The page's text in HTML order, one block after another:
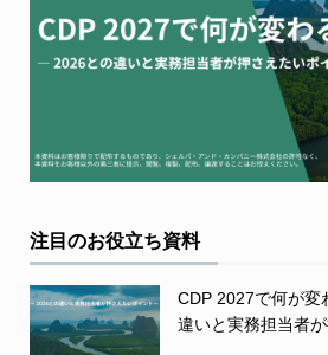
注目のお役立ち資料
CDP 2027で何が
違いと実務担当者